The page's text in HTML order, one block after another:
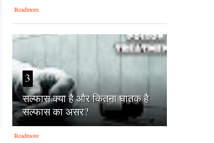
Readmore
3
सल्फास क्या है और कितना घातक है
सल्फास का असर?
Readmore